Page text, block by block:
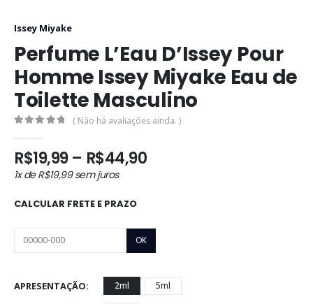
Issey Miyake
Perfume L’Eau D’Issey Pour
Homme Issey Miyake Eau de
Toilette Masculino
( Não há avaliações ainda. )
R$19,99– R$44,90Faixa
R$44,90
1x deR$19,99sem juros
CALCULAR FRETE E PRAZO
APRESENTAÇÃO 2ml 5ml